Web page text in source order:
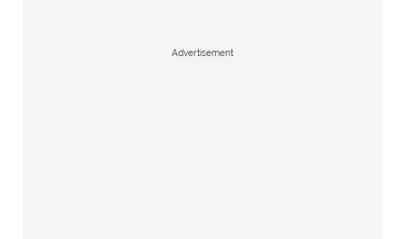
Advertisement